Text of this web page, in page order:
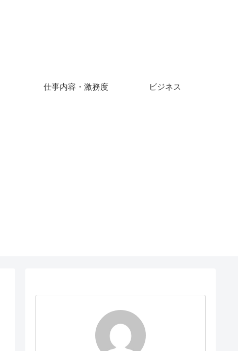
仕事内容・激務度 ビジネス